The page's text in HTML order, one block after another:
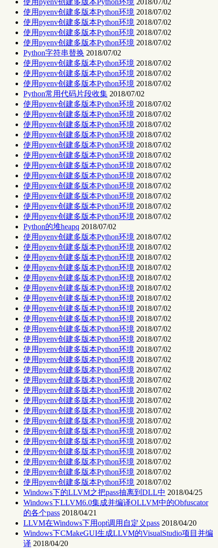
使用pyenv创建多版本Python环境 2018/07/02
使用pyenv创建多版本Python环境 2018/07/02
使用pyenv创建多版本Python环境 2018/07/02
使用pyenv创建多版本Python环境 2018/07/02
Python字符串替换 2018/07/02
使用pyenv创建多版本Python环境 2018/07/02
使用pyenv创建多版本Python环境 2018/07/02
使用pyenv创建多版本Python环境 2018/07/02
Python常用代码片段收集 2018/07/02
使用pyenv创建多版本Python环境 2018/07/02
使用pyenv创建多版本Python环境 2018/07/02
使用pyenv创建多版本Python环境 2018/07/02
使用pyenv创建多版本Python环境 2018/07/02
使用pyenv创建多版本Python环境 2018/07/02
使用pyenv创建多版本Python环境 2018/07/02
使用pyenv创建多版本Python环境 2018/07/02
使用pyenv创建多版本Python环境 2018/07/02
使用pyenv创建多版本Python环境 2018/07/02
使用pyenv创建多版本Python环境 2018/07/02
使用pyenv创建多版本Python环境 2018/07/02
使用pyenv创建多版本Python环境 2018/07/02
Python的堆heapq 2018/07/02
使用pyenv创建多版本Python环境 2018/07/02
使用pyenv创建多版本Python环境 2018/07/02
使用pyenv创建多版本Python环境 2018/07/02
使用pyenv创建多版本Python环境 2018/07/02
使用pyenv创建多版本Python环境 2018/07/02
使用pyenv创建多版本Python环境 2018/07/02
使用pyenv创建多版本Python环境 2018/07/02
使用pyenv创建多版本Python环境 2018/07/02
使用pyenv创建多版本Python环境 2018/07/02
使用pyenv创建多版本Python环境 2018/07/02
使用pyenv创建多版本Python环境 2018/07/02
使用pyenv创建多版本Python环境 2018/07/02
使用pyenv创建多版本Python环境 2018/07/02
使用pyenv创建多版本Python环境 2018/07/02
使用pyenv创建多版本Python环境 2018/07/02
使用pyenv创建多版本Python环境 2018/07/02
使用pyenv创建多版本Python环境 2018/07/02
使用pyenv创建多版本Python环境 2018/07/02
使用pyenv创建多版本Python环境 2018/07/02
使用pyenv创建多版本Python环境 2018/07/02
使用pyenv创建多版本Python环境 2018/07/02
使用pyenv创建多版本Python环境 2018/07/02
使用pyenv创建多版本Python环境 2018/07/02
使用pyenv创建多版本Python环境 2018/07/02
使用pyenv创建多版本Python环境 2018/07/02
Windows下的LLVM之把pass抽离到DLL中 2018/04/25
Windows下LLVM6.0集成并编译OLLVM中的Obfuscator
的各个pass 2018/04/21
LLVM在Windows下用opt调用自定义pass 2018/04/20
Windows下CMakeGUI生成LLVM的VisualStudio项目并编
译 2018/04/20